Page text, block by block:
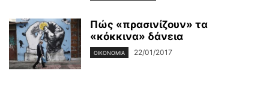
Πώς «πρασινίζουν» τα
«κόκκινα» δάνεια
ΟΙΚΟΝΟΜΊΑ 22/01/2017